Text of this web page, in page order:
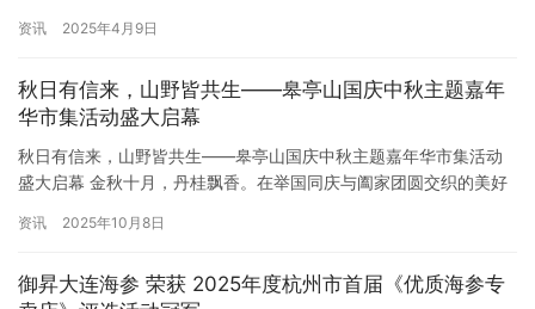
基因，正式宣告进军咖啡饮料（RTD）市场。这场以”一升美式 一生
资讯 2025年4月9日
秋日有信来，山野皆共生——皋亭山国庆中秋主题嘉年
华市集活动盛大启幕
秋日有信来，山野皆共生——皋亭山国庆中秋主题嘉年华市集活动
盛大启幕 金秋十月，丹桂飘香。在举国同庆与阖家团圆交织的美好
近日在风景秀丽的皋亭山下火热开市。本次活动是由皋亭山杭州休
为支持，杭州伯基广告策划有限公司倾力完成主题市集板块运营服
资讯 2025年10月8日
御昇大连海参 荣获 2025年度杭州市首届《优质海参专